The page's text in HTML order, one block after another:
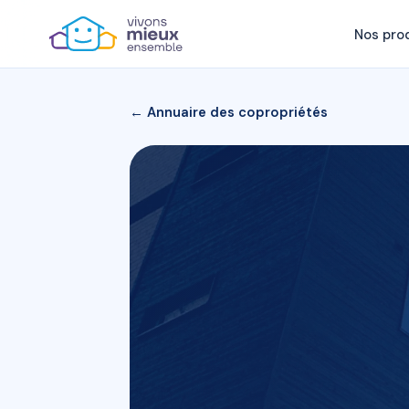
Nos
← Annuaire des copropriétés